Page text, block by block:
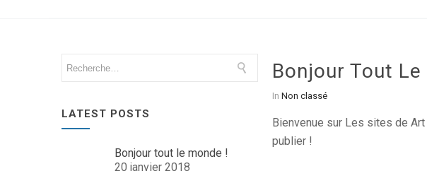
LATEST POSTS
Bonjour tout le monde !
20 janvier 2018
Bonjour Tout Le
In Non classé
Bienvenue sur Les sites de
publier !